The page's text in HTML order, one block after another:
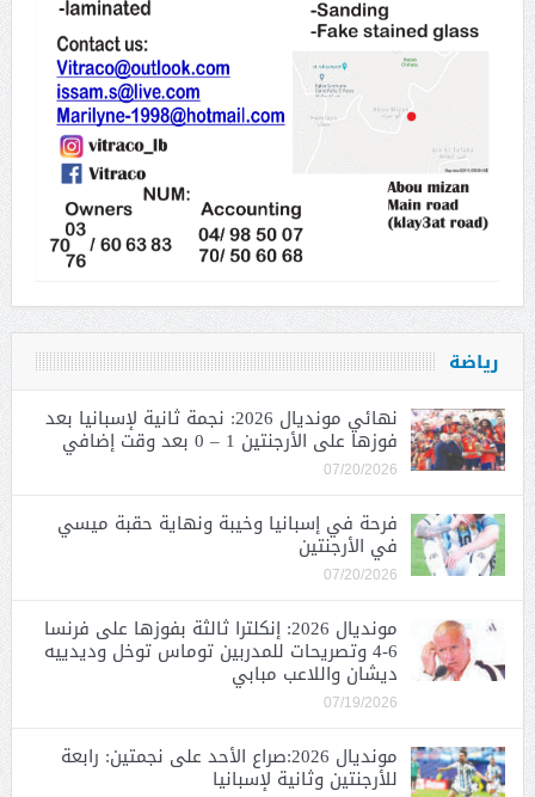
رياضة
نهائي مونديال 2026: نجمة ثانية لإسبانيا بعد
فوزها على الأرجنتين 1 – 0 بعد وقت إضافي
07/20/2026
فرحة في إسبانيا وخيبة ونهاية حقبة ميسي
في الأرجنتين
07/20/2026
مونديال 2026: إنكلترا ثالثة بفوزها على فرنسا
6-4 وتصريحات للمدربين توماس توخل وديدييه
ديشان واللاعب مبابي
07/19/2026
مونديال 2026:صراع الأحد على نجمتين: رابعة
للأرجنتين وثانية لإسبانيا